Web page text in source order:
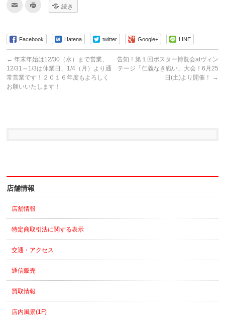
て
友
達
へ
メ
ー
ル
で
送
信
て
印
刷
(新
し
い
ウ
ィ
ン
ド
続き
Facebook Hatena twitter Google+ LINE
← 年末年始は12/30（水）まで営業、
12/31～1/3は休業日、1/4（月）より通
常営業です！２０１６年度もよろしく
お願いいたします！
告知！第１回ポスター博覧会atヴィン
テージ「仁義なき戦い」大会！6月25
日(土)より開催！
→
店舗情報
店舗情報
特定商取引法に関する表示
交通・アクセス
通信販売
買取情報
店内風景(1F)